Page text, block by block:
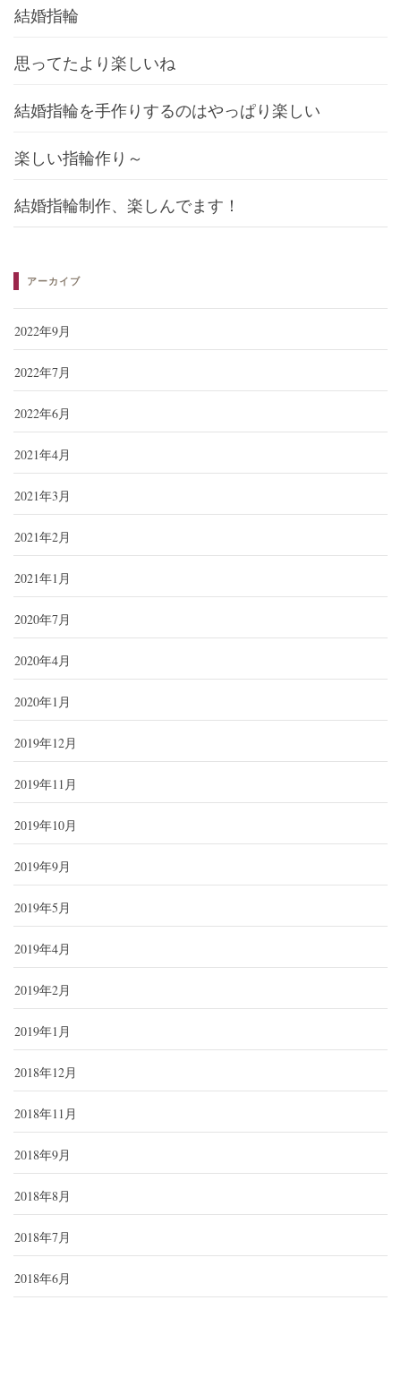
結婚指輪
思ってたより楽しいね
結婚指輪を手作りするのはやっぱり楽しい
楽しい指輪作り～
結婚指輪制作、楽しんでます！
アーカイブ
2022年9月
2022年7月
2022年6月
2021年4月
2021年3月
2021年2月
2021年1月
2020年7月
2020年4月
2020年1月
2019年12月
2019年11月
2019年10月
2019年9月
2019年5月
2019年4月
2019年2月
2019年1月
2018年12月
2018年11月
2018年9月
2018年8月
2018年7月
2018年6月